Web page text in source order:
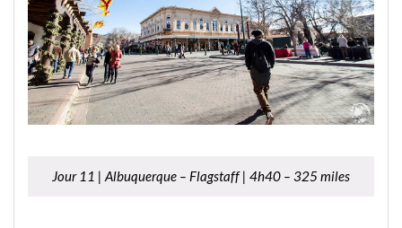
Jour 11 | Albuquerque – Flagstaff | 4h40 – 325 miles